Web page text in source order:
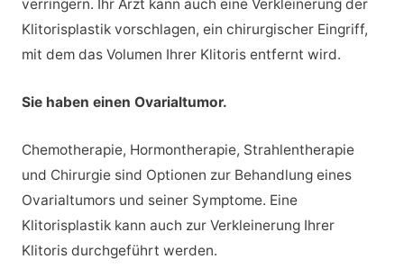
verringern. Ihr Arzt kann auch eine Verkleinerung der
Klitorisplastik vorschlagen, ein chirurgischer Eingriff,
mit dem das Volumen Ihrer Klitoris entfernt wird.
Sie haben einen Ovarialtumor.
Chemotherapie, Hormontherapie, Strahlentherapie
und Chirurgie sind Optionen zur Behandlung eines
Ovarialtumors und seiner Symptome. Eine
Klitorisplastik kann auch zur Verkleinerung Ihrer
Klitoris durchgeführt werden.